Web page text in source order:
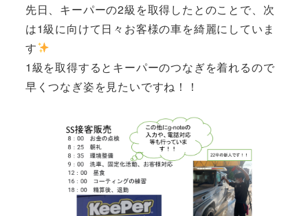
先日、キーパーの2級を取得したとのことで、次
は1級に向けて日々お客様の車を綺麗にしていま
す
1級を取得するとキーパーのつなぎを着れるので
早くつなぎ姿を見たいですね！！